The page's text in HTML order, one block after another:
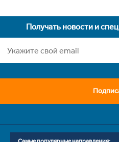
Получать новости и